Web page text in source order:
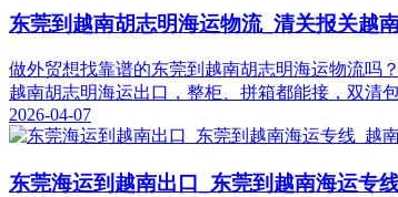
东莞到越南胡志明海运物流_清关报关越
做外贸想找靠谱的东莞到越南胡志明海运物流吗
越南胡志明海运出口，整柜、拼箱都能接，双清
2026-04-07
东莞海运到越南出口_东莞到越南海运专